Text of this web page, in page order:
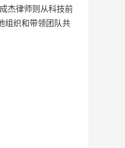
杰律师则从科技前
组织和带领团队共